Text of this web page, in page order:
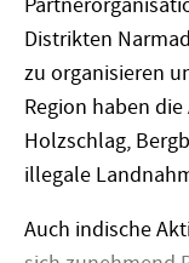
Distrikten
zu organisieren
Region haben
Holzschlag,
illegale
Auch indische